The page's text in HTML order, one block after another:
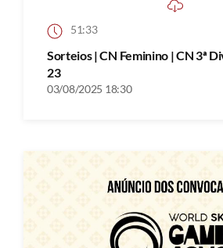
51:33
Sorteios | CN Feminino | CN 3ª
23
03/08/2025 18:30